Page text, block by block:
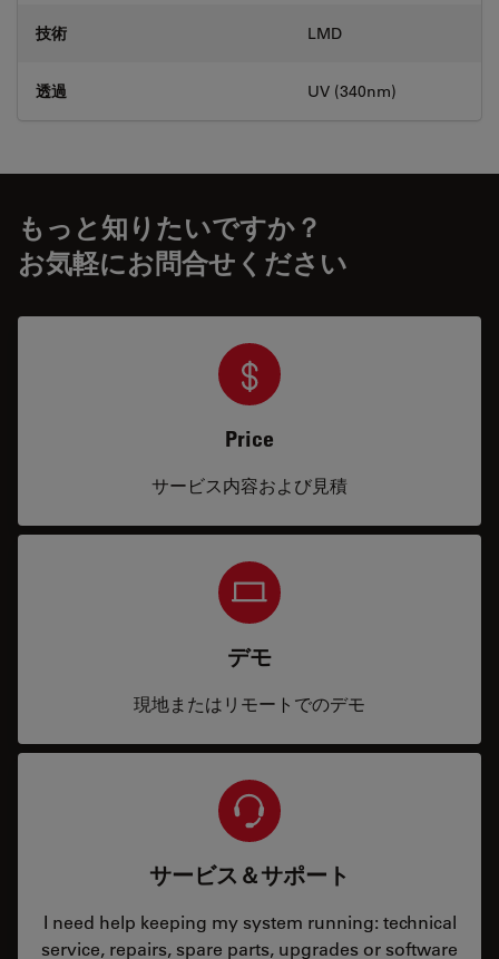
技術 LMD
透過 UV (340nm)
もっと知りたいですか？
お気軽にお問合せください
Price
サービス内容および見積
デモ
現地またはリモートでのデモ
サービス＆サポート
I need help keeping my system running: technical
service, repairs, spare parts, upgrades or software